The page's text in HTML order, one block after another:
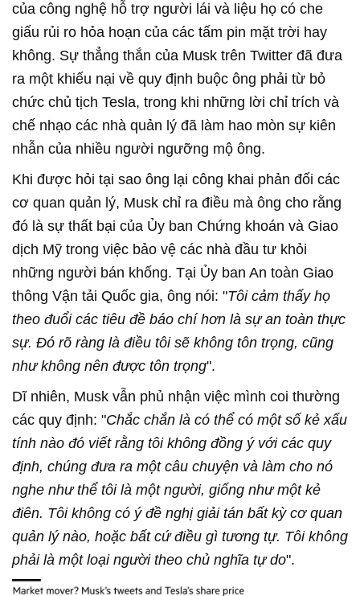
của công nghệ hỗ trợ người lái và liệu họ có che
giấu rủi ro hỏa hoạn của các tấm pin mặt trời hay
không. Sự thẳng thắn của Musk trên Twitter đã đưa
ra một khiếu nại về quy định buộc ông phải từ bỏ
chức chủ tịch Tesla, trong khi những lời chỉ trích và
chế nhạo các nhà quản lý đã làm hao mòn sự kiên
nhẫn của nhiều người ngưỡng mộ ông.
Khi được hỏi tại sao ông lại công khai phản đối các
cơ quan quản lý, Musk chỉ ra điều mà ông cho rằng
đó là sự thất bại của Ủy ban Chứng khoán và Giao
dịch Mỹ trong việc bảo vệ các nhà đầu tư khỏi
những người bán khống. Tại Ủy ban An toàn Giao
thông Vận tải Quốc gia, ông nói: "Tôi cảm thấy họ
theo đuổi các tiêu đề báo chí hơn là sự an toàn thực
sự. Đó rõ ràng là điều tôi sẽ không tôn trọng, cũng
như không nên được tôn trọng".
Dĩ nhiên, Musk vẫn phủ nhận việc mình coi thường
các quy định: "Chắc chắn là có thể có một số kẻ xấu
tính nào đó viết rằng tôi không đồng ý với các quy
định, chúng đưa ra một câu chuyện và làm cho nó
nghe như thể tôi là một người, giống như một kẻ
điên. Tôi không có ý đề nghị giải tán bất kỳ cơ quan
quản lý nào, hoặc bất cứ điều gì tương tự. Tôi không
phải là một loại người theo chủ nghĩa tự do".